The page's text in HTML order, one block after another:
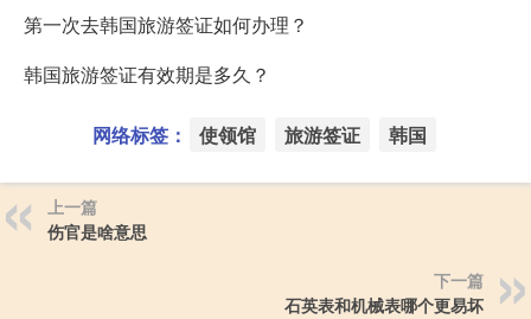
第一次去韩国旅游签证如何办理？
韩国旅游签证有效期是多久？
网络标签： 使领馆 旅游签证 韩国
上一篇
伤官是啥意思
下一篇
石英表和机械表哪个更易坏